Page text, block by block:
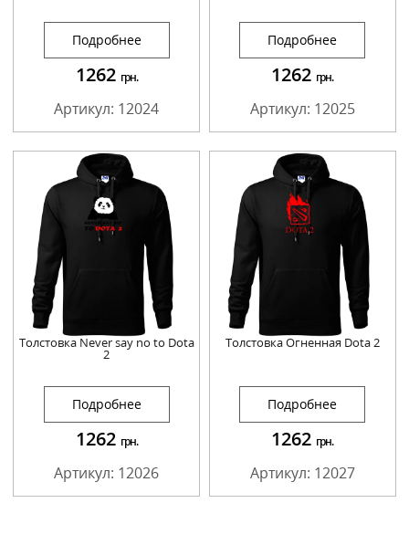
Подробнее
1262 грн.
Артикул: 12024
Подробнее
1262 грн.
Артикул: 12025
Толстовка Never say no to Dota
2
Подробнее
1262 грн.
Артикул: 12026
Толстовка Огненная Dota 2
Подробнее
1262 грн.
Артикул: 12027